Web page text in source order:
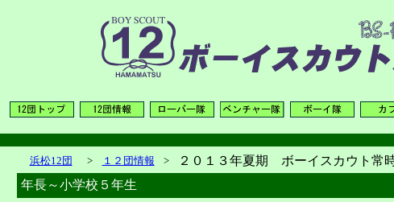
浜松12団 > １２団情報 >
２０１３年夏期 ボーイスカウト常
年長～小学校５年生